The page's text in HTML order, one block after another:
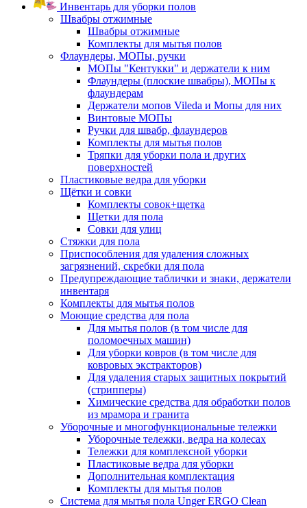
Инвентарь для уборки полов
Швабры отжимные
Швабры отжимные
Комплекты для мытья полов
Флаундеры, МОПы, ручки
МОПы "Кентукки" и держатели к ним
Флаундеры (плоские швабры), МОПы к
флаундерам
Держатели мопов Vileda и Мопы для них
Винтовые МОПы
Ручки для швабр, флаундеров
Комплекты для мытья полов
Тряпки для уборки пола и других
поверхностей
Пластиковые ведра для уборки
Щётки и совки
Комплекты совок+щетка
Щетки для пола
Совки для улиц
Стяжки для пола
Приспособления для удаления сложных
загрязнений, скребки для пола
Предупреждающие таблички и знаки, держатели
инвентаря
Комплекты для мытья полов
Моющие средства для пола
Для мытья полов (в том числе для
поломоечных машин)
Для уборки ковров (в том числе для
ковровых экстракторов)
Для удаления старых защитных покрытий
(стрипперы)
Химические средства для обработки полов
из мрамора и гранита
Уборочные и многофункциональные тележки
Уборочные тележки, ведра на колесах
Тележки для комплексной уборки
Пластиковые ведра для уборки
Дополнительная комплектация
Комплекты для мытья полов
Система для мытья пола Unger ERGO Clean